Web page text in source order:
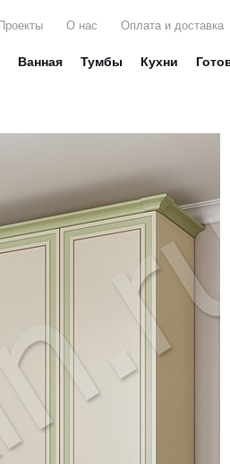
О нас Оплата и доставка
Ванная Тумбы Кухни